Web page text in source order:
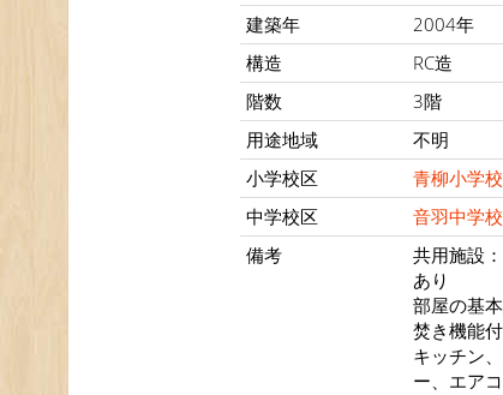
建築年
2004年
構造
RC造
階数
3階
用途地域
不明
小学校区
青柳小学校
中学校区
音羽中学校
備考
共用施設
あり
部屋の基
焚き機能
キッチン
ー、エア